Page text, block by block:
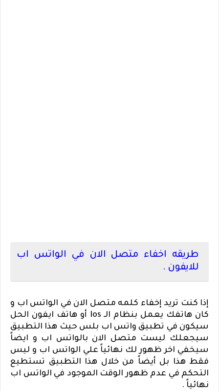
طريقه اخفاء متصل الان في الواتس اب
للايفون .
إذا كنت تريد إخفاء كلمه متصل الان في الواتس اب و
كان هاتفك يعمل بنظام الـ Ios أو هاتف ايفون الحل
سيكون في تطبيق واتس اب بلس حيث هذا التطبيق
سيجعلك ليست متصل الان بالواتس اب و ايضاً
سيخفي اخر ظهور لك نهائياً علي الواتس اب و ليس
فقط هذا بل أيضاً من خلال هذا التطبيق تستطيع
التحكم في عدم ظهور الوقت الموجود في الواتس اب
نهائياً .